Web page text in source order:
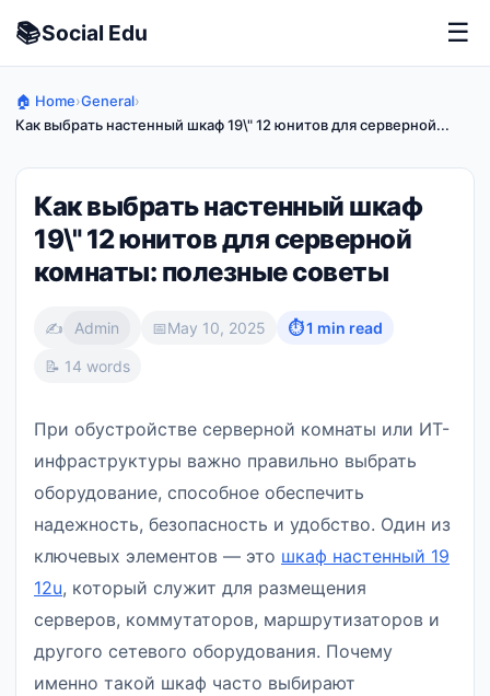
📚Social Edu ☰
🏠 Home›General›
Как выбрать настенный шкаф 19\" 12 юнитов для серверной...
Как выбрать настенный шкаф
19\" 12 юнитов для серверной
комнаты: полезные советы
✍️ Admin 📅May 10, 2025 ⏱ 1 min read
📝 14 words
При обустройстве серверной комнаты или ИТ-
инфраструктуры важно правильно выбрать
оборудование, способное обеспечить
надежность, безопасность и удобство. Один из
ключевых элементов — это шкаф настенный 19
12u, который служит для размещения
серверов, коммутаторов, маршрутизаторов и
другого сетевого оборудования. Почему
именно такой шкаф часто выбирают